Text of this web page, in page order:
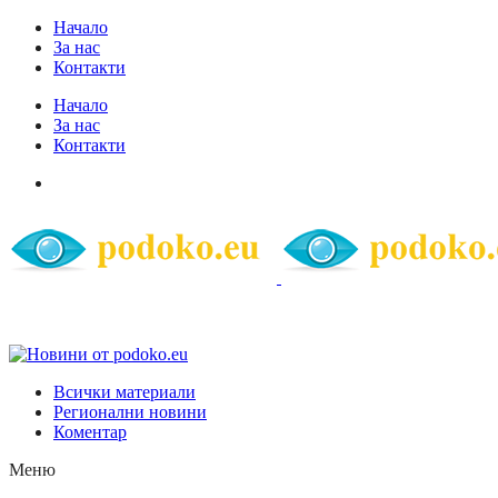
Начало
За нас
Контакти
Начало
За нас
Контакти
Всички материали
Регионални новини
Коментар
Меню